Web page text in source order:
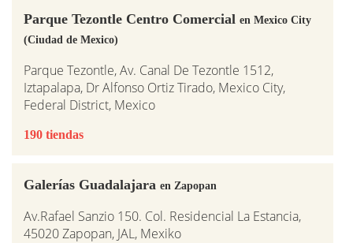
Parque Tezontle Centro Comercial en Mexico City
(Ciudad de Mexico)
Parque Tezontle, Av. Canal De Tezontle 1512,
Iztapalapa, Dr Alfonso Ortiz Tirado, Mexico City,
Federal District, Mexico
190 tiendas
Galerías Guadalajara en Zapopan
Av.Rafael Sanzio 150. Col. Residencial La Estancia,
45020 Zapopan, JAL, Mexiko